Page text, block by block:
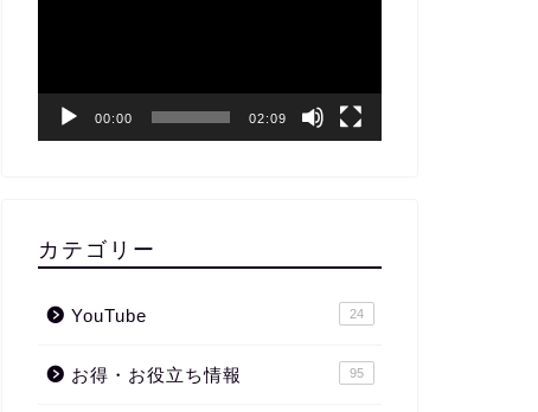
00:00 02:09
カテゴリー
YouTube 24
お得・お役立ち情報 95